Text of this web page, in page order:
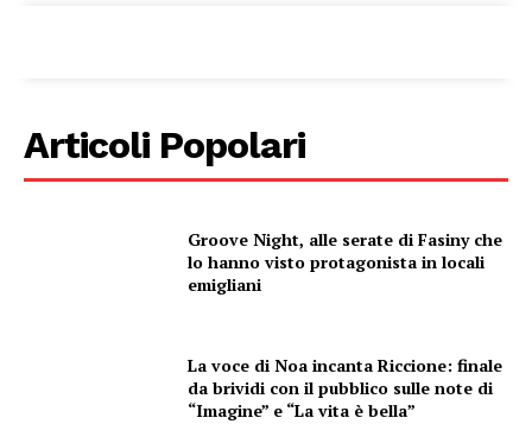
Articoli Popolari
Groove Night, alle serate di Fasiny che
lo hanno visto protagonista in locali
emigliani
La voce di Noa incanta Riccione: finale
da brividi con il pubblico sulle note di
“Imagine” e “La vita è bella”